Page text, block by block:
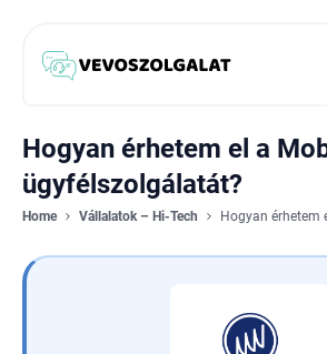
Hogyan érhetem el a
ügyfélszolgálatát?
Home Vállalatok – Hi-Tech Hogyan érhetem